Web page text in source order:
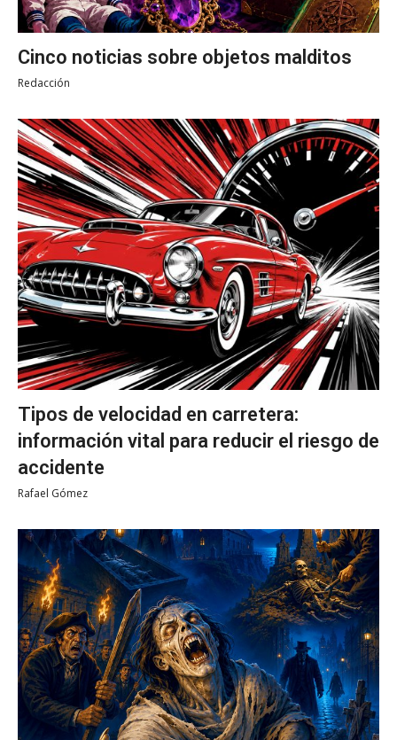
Cinco noticias sobre objetos malditos
Redacción
Tipos de velocidad en carretera:
información vital para reducir el riesgo de
accidente
Rafael Gómez